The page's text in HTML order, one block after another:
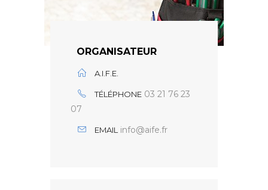
ORGANISATEUR
A.I.F.E.
TÉLÉPHONE 03 21 76 23
07
EMAIL info@aife.fr